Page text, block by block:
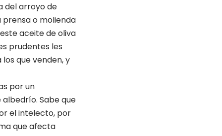
del arroyo de
prensa o molienda
aceite de oliva
prudentes les
que venden, y
por un
Sabe que
el intelecto, por
que afecta